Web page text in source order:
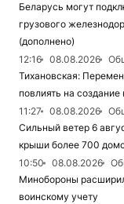
Беларусь могут
грузового
(дополнено)
12:16
08.08.2026
Тихановская:
повлиять на
11:27
08.08.2026
Сильный ветер 6
крыши более 700
10:50
08.08.2026
Минобороны
воинскому учету